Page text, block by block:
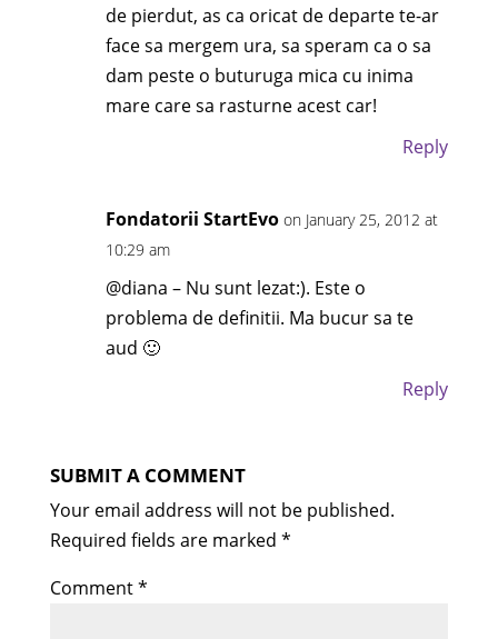
de pierdut, as ca oricat de departe te-ar
face sa mergem ura, sa speram ca o sa
dam peste o buturuga mica cu inima
mare care sa rasturne acest car!
Reply
Fondatorii StartEvo on January 25, 2012 at
10:29 am
@diana – Nu sunt lezat:). Este o
problema de definitii. Ma bucur sa te
aud 🙂
Reply
SUBMIT A COMMENT
Your email address will not be published.
Required fields are marked *
Comment*